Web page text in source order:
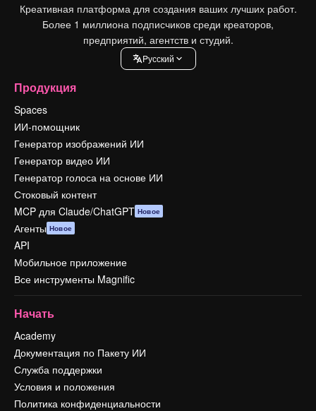
Креативная платформа для создания ваших лучших работ.
Более 1 миллиона подписчиков среди креаторов,
предприятий, агентств и студий.
Pусский
Продукция
Spaces
ИИ-помощник
Генератор изображений ИИ
Генератор видео ИИ
Генератор голоса на основе ИИ
Стоковый контент
MCP для Claude/ChatGPT Новое
Агенты Новое
API
Мобильное приложение
Все инструменты Magnific
Начать
Academy
Документация по Пакету ИИ
Служба поддержки
Условия и положения
Политика конфиденциальности